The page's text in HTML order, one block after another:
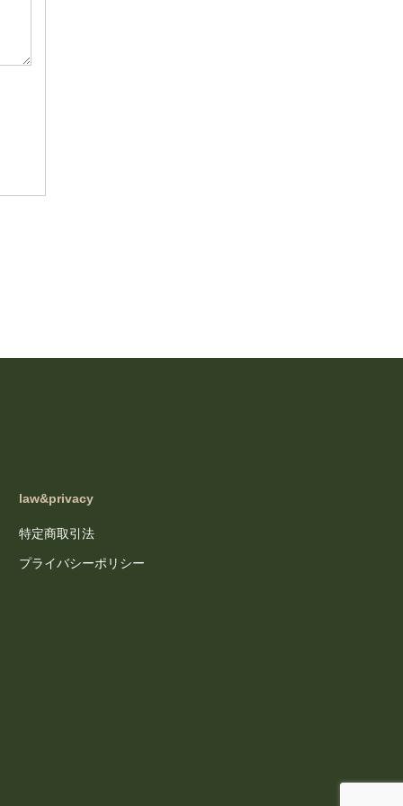
law&privacy
特定商取引法
プライバシーポリシー